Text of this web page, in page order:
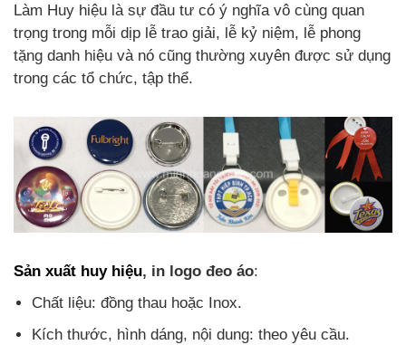
Làm Huy hiệu là sự đầu tư có ý nghĩa vô cùng quan
trọng trong mỗi dịp lễ trao giải, lễ kỷ niệm, lễ phong
tặng danh hiệu và nó cũng thường xuyên được sử dụng
trong các tổ chức, tập thể.
Sản xuất huy hiệu, in logo đeo áo:
Chất liệu: đồng thau hoặc Inox.
Kích thước, hình dáng, nội dung: theo yêu cầu.